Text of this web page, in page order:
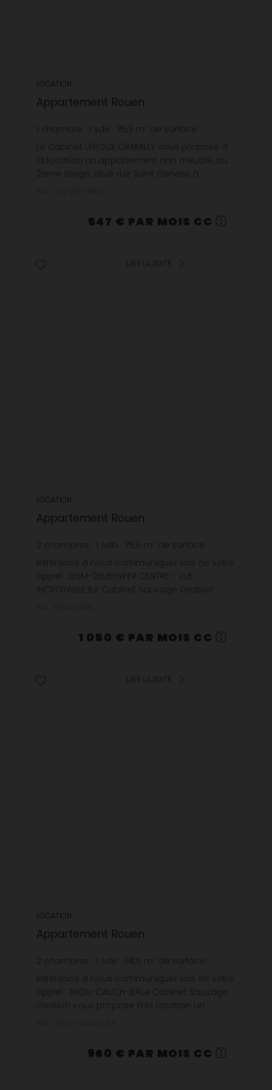
LOCATION
Appartement Rouen
1 chambre 1 sde 35,3 m² de surface
15,5 € prix / m²
Le Cabinet LEROUX CRAMILLY vous propose à
la location un appartement non meublé, au
2éme étage, situé rue Saint Gervais à
547 € PAR MOIS CC
LIRE LA SUITE
LOCATION
Appartement Rouen
2 chambres 1 sdb 75,8 m² de surface
13,85 €
prix / m²
Référence à nous communiquer lors de votre
appel : BISM-2EMEHYPER CENTRE - VUE
INCROYABLE !Le Cabinet Sauvage Gestion
1 050 € PAR MOIS CC
LIRE LA SUITE
LOCATION
Appartement Rouen
2 chambres 1 sde 68,5 m² de surface
14,01 €
prix / m²
Référence à nous communiquer lors de votre
appel : THOU-CAUCH-1ERLe Cabinet Sauvage
Gestion vous propose à la location un
960 € PAR MOIS CC